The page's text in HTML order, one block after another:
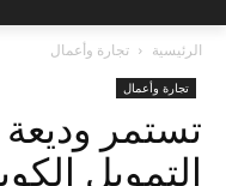
الرئيسية تجارة وأعمال
تجارة وأعمال
تستمر
التمويل